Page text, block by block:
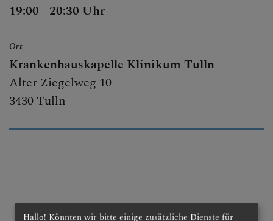
PFARRZENTRUM
KONTAKT
19:00 - 20:30 Uhr
Ort
Krankenhauskapelle Klinikum Tulln
Alter Ziegelweg 10
3430 Tulln
Hallo! Könnten wir bitte einige zusätzliche Dienste für